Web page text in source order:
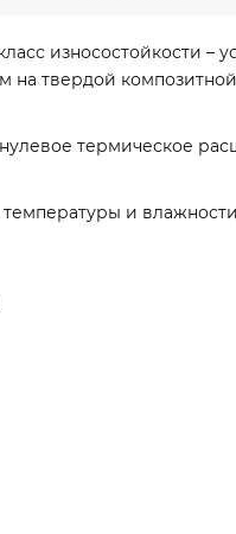
износостойкости –
твердой
термическое
и